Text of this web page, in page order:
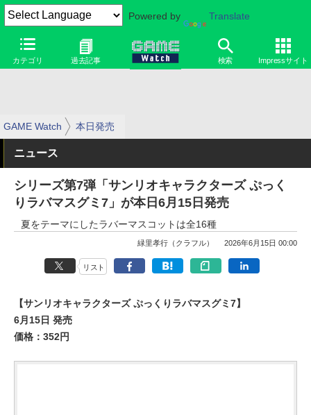
Powered by Translate
カテゴリ 過去記事 検索 Impressサイト
GAME Watch 本日発売
ニュース
シリーズ第7弾「サンリオキャラクターズ ぷっく
りラバマスグミ7」が本日6月15日発売
夏をテーマにしたラバーマスコットは全16種
緑里孝行（クラフル） 2026年6月15日 00:00
リスト
【サンリオキャラクターズ ぷっくりラバマスグミ7】
6月15日 発売
価格：352円